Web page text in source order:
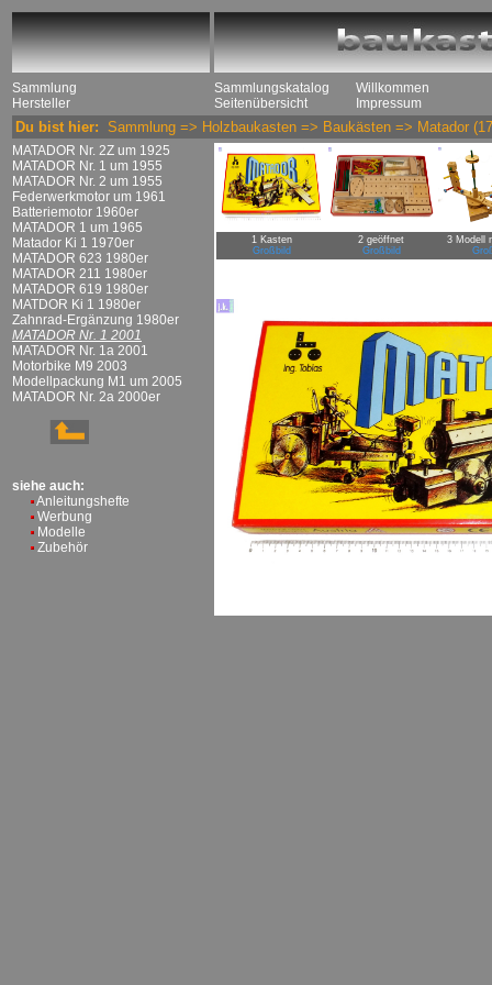
Sammlung
Hersteller
Sammlungskatalog
Seitenübersicht
Willkommen
Impressum
Du bist hier: Sammlung => Holzbaukasten => Baukästen => Matador
MATADOR Nr. 2Z um 1925
MATADOR Nr. 1 um 1955
MATADOR Nr. 2 um 1955
Federwerkmotor um 1961
Batteriemotor 1960er
MATADOR 1 um 1965
Matador Ki 1 1970er
MATADOR 623 1980er
MATADOR 211 1980er
MATADOR 619 1980er
MATDOR Ki 1 1980er
Zahnrad-Ergänzung 1980er
MATADOR Nr. 1 2001
MATADOR Nr. 1a 2001
Motorbike M9 2003
Modellpackung M1 um 2005
MATADOR Nr. 2a 2000er
siehe auch:
Anleitungshefte
Werbung
Modelle
Zubehör
1 Kasten
Großbild
2 geöffnet
Großbild
3 Modell